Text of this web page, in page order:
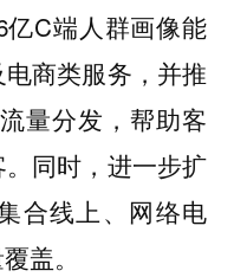
C端人群画像能
商类服务，并推
量分发，帮助客
同时，进一步扩
合线上、网络电
盖。